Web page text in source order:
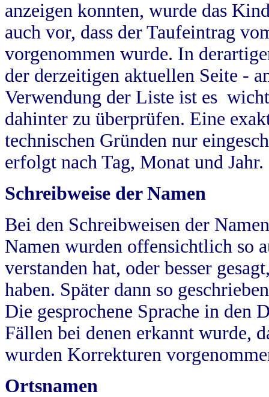
anzeigen konnten, wurde das
auch vor, dass der Taufeintrag
vorgenommen wurde. In
der derzeitigen aktuellen Seite -
Verwendung der Liste ist es
dahinter zu überprüfen. Eine
technischen Gründen nur
erfolgt nach Tag, Monat und Jahr.
Schreibweise der Namen
Bei den Schreibweisen der
Namen wurden offensichtlich so
verstanden hat, oder besser
haben. Später dann so
Die gesprochene Sprache in
Fällen bei denen erkannt wurde,
wurden Korrekturen
Ortsnamen